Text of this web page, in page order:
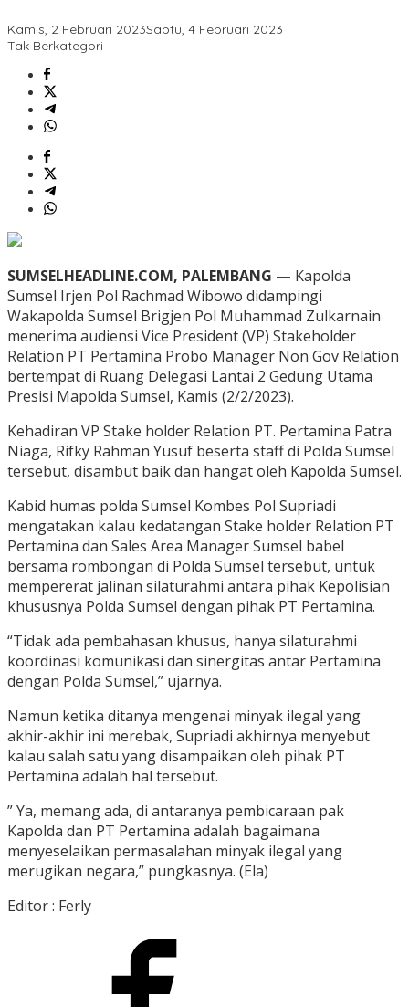
Kamis, 2 Februari 2023Sabtu, 4 Februari 2023
Tak Berkategori
SUMSELHEADLINE.COM, PALEMBANG — Kapolda
Sumsel Irjen Pol Rachmad Wibowo didampingi
Wakapolda Sumsel Brigjen Pol Muhammad Zulkarnain
menerima audiensi Vice President (VP) Stakeholder
Relation PT Pertamina Probo Manager Non Gov Relation
bertempat di Ruang Delegasi Lantai 2 Gedung Utama
Presisi Mapolda Sumsel, Kamis (2/2/2023).
Kehadiran VP Stake holder Relation PT. Pertamina Patra
Niaga, Rifky Rahman Yusuf beserta staff di Polda Sumsel
tersebut, disambut baik dan hangat oleh Kapolda Sumsel.
Kabid humas polda Sumsel Kombes Pol Supriadi
mengatakan kalau kedatangan Stake holder Relation PT
Pertamina dan Sales Area Manager Sumsel babel
bersama rombongan di Polda Sumsel tersebut, untuk
mempererat jalinan silaturahmi antara pihak Kepolisian
khususnya Polda Sumsel dengan pihak PT Pertamina.
“Tidak ada pembahasan khusus, hanya silaturahmi
koordinasi komunikasi dan sinergitas antar Pertamina
dengan Polda Sumsel,” ujarnya.
Namun ketika ditanya mengenai minyak ilegal yang
akhir-akhir ini merebak, Supriadi akhirnya menyebut
kalau salah satu yang disampaikan oleh pihak PT
Pertamina adalah hal tersebut.
” Ya, memang ada, di antaranya pembicaraan pak
Kapolda dan PT Pertamina adalah bagaimana
menyeselaikan permasalahan minyak ilegal yang
merugikan negara,” pungkasnya. (Ela)
Editor : Ferly